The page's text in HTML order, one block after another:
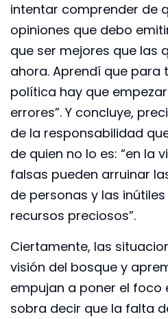
intentar comprender de
opiniones que debo
que ser mejores que las
ahora. Aprendí que para
política hay que
errores”. Y concluye,
de la responsabilidad
de quien no lo es: “en la
falsas pueden arruinar
de personas y las
recursos preciosos”.
Ciertamente, las
visión del bosque y
empujan a poner el foco
sobra decir que la falta